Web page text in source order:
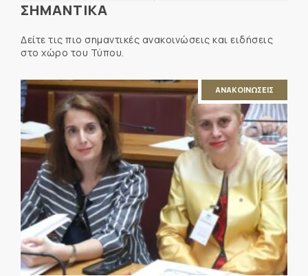
ΣΗΜΑΝΤΙΚΑ
Δείτε τις πιο σημαντικές ανακοινώσεις και ειδήσεις
στο χώρο του Τύπου.
ΑΝΑΚΟΙΝΩΣΕΙΣ